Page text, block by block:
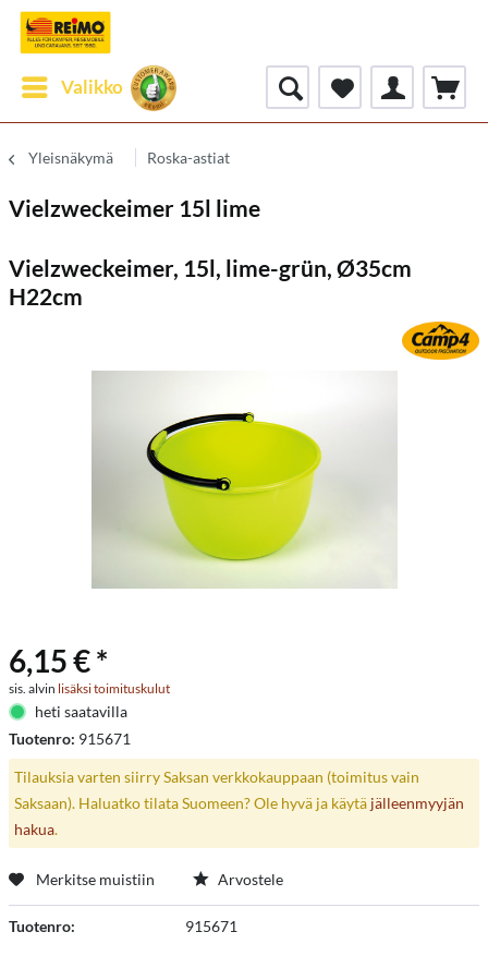
Valikko
Yleisnäkymä Roska-astiat
Vielzweckeimer 15l lime
Vielzweckeimer, 15l, lime-grün, Ø35cm
H22cm
6,15 € *
sis. alvin lisäksi toimituskulut
heti saatavilla
Tuotenro: 915671
Tilauksia varten siirry Saksan verkkokauppaan (toimitus vain
Saksaan). Haluatko tilata Suomeen? Ole hyvä ja käytä jälleenmyyjän
hakua.
Merkitse muistiin Arvostele
Tuotenro: 915671